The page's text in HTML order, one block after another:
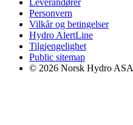
Leverandører
Personvern
Vilkår og betingelser
Hydro AlertLine
Tilgjengelighet
Public sitemap
© 2026 Norsk Hydro ASA